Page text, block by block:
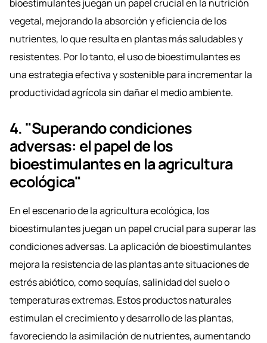
bioestimulantes juegan un papel crucial en la nutrición
vegetal, mejorando la absorción y eficiencia de los
nutrientes, lo que resulta en plantas más saludables y
resistentes. Por lo tanto, el uso de bioestimulantes es
una estrategia efectiva y sostenible para incrementar la
productividad agrícola sin dañar el medio ambiente.
4. "Superando condiciones
adversas: el papel de los
bioestimulantes en la agricultura
ecológica"
En el escenario de la agricultura ecológica, los
bioestimulantes juegan un papel crucial para superar las
condiciones adversas. La aplicación de bioestimulantes
mejora la resistencia de las plantas ante situaciones de
estrés abiótico, como sequías, salinidad del suelo o
temperaturas extremas. Estos productos naturales
estimulan el crecimiento y desarrollo de las plantas,
favoreciendo la asimilación de nutrientes, aumentando